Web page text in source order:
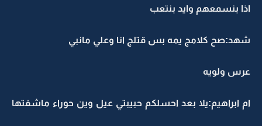
اذا بنسمعهم وايد بنتعب
شهد:صح كلامج يمه بس قتلج انا وعلي مانبي
عرس ولويه
ام ابراهيم:يلا بعد احسلكم حبيبتي عيل وين حوراء ماشفتها